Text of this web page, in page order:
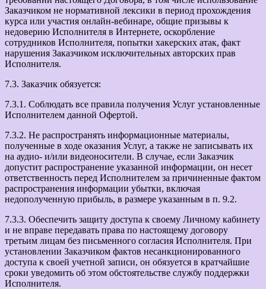
Заказчиком не нормативной лексики в период прохождения
курса или участия онлайн-вебинаре, общие призывы к
недоверию Исполнителя в Интернете, оскорбление
сотрудников Исполнителя, попытки хакерских атак, факт
нарушения Заказчиком исключительных авторских прав
Исполнителя.
7.3. Заказчик обязуется:
7.3.1. Соблюдать все правила получения Услуг установленные
Исполнителем данной Офертой.
7.3.2. Не распространять информационные материалы,
полученные в ходе оказания Услуг, а также не записывать их
на аудио- и/или видеоносители. В случае, если Заказчик
допустит распространение указанной информации, он несет
ответственность перед Исполнителем за причиненные фактом
распространения информации убытки, включая
недополученную прибыль, в размере указанным в п. 9.2.
7.3.3. Обеспечить защиту доступа к своему Личному кабинету
и не вправе передавать права по настоящему договору
третьим лицам без письменного согласия Исполнителя. При
установлении Заказчиком фактов несанкционированного
доступа к своей учетной записи, он обязуется в кратчайшие
сроки уведомить об этом обстоятельстве службу поддержки
Исполнителя.